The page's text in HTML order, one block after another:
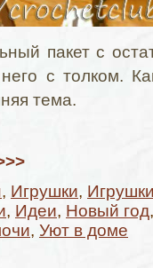
пакет с
него с толком.
тема.
, Игрушки,
, Идеи, Новый год
, Уют в доме